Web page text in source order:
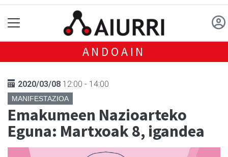
ANDOAIN
2020/03/08 12:00 - 14:00
MANIFESTAZIOA
Emakumeen Nazioarteko
Eguna: Martxoak 8, igandea